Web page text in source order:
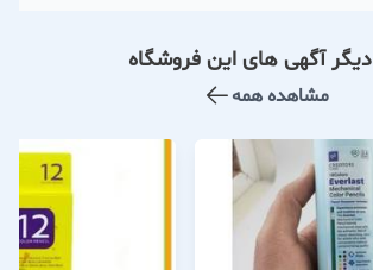
دیگر آگهی های این فروشگاه
مشاهده همه